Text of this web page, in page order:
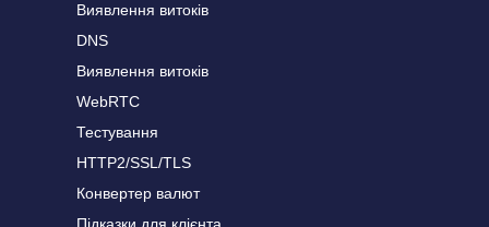
Виявлення витоків
DNS
Виявлення витоків
WebRTC
Тестування
HTTP2/SSL/TLS
Конвертер валют